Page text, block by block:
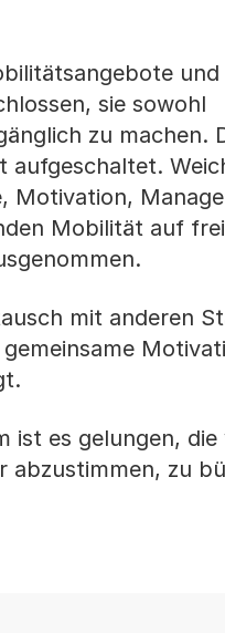
und
sie sowohl
zu machen.
aufgeschaltet.
Motivation,
Mobilität auf
mit anderen
ist es gelungen, die
abzustimmen, zu